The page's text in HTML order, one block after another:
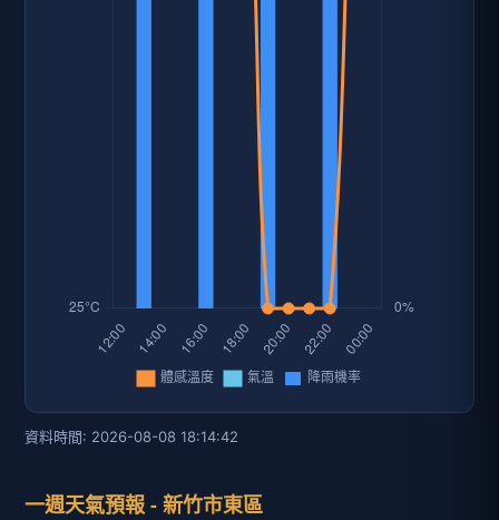
資料時間: 2026-08-08 18:14:42
一週天氣預報 - 新竹市東區